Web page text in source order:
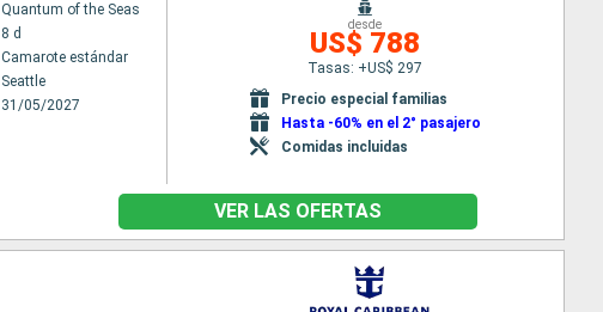
Quantum of the Seas
8 d
Camarote estándar
Seattle
31/05/2027
desde
US$ 788
Tasas: +US$ 297
Precio especial familias
Hasta -60% en el 2° pasajero
Comidas incluidas
VER LAS OFERTAS